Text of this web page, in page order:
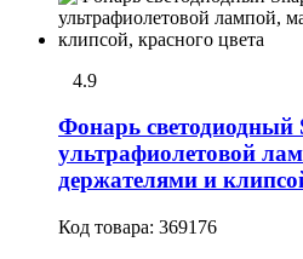
4.9
Фонарь светодиодный
ультрафиолетовой
держателями и
Код товара: 369176